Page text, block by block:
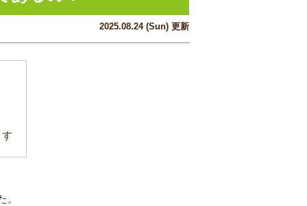
2025.08.24 (Sun) 更新